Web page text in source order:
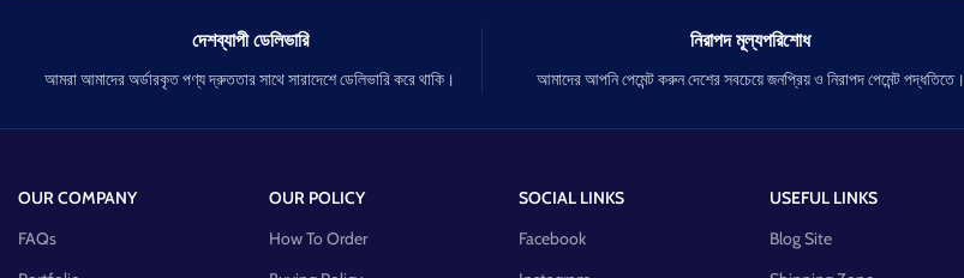
দেশব্যাপী ডেলিভারি
আমরা আমাদের অর্ডারকৃত পণ্য দ্রুততার সাথে সারাদেশে ডেলিভারি করে থাকি।
নিরাপদ মূল্যপরিশোধ
আমাদের আপনি পেমেন্ট করুন দেশের সবচেয়ে জনপ্রিয় ও নিরাপদ পেমেন্ট পদ্ধতিতে।
OUR COMPANY
FAQs
OUR POLICY
How To Order
SOCIAL LINKS
Facebook
USEFUL LINKS
Blog Site